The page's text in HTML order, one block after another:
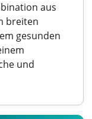
aus
breiten
gesunden
und